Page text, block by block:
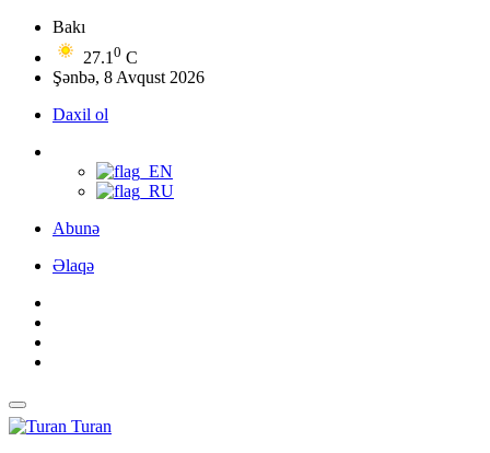
Bakı
27.1 0 C
Şənbə, 8 Avqust 2026
Daxil ol
Abunə
Əlaqə
Turan